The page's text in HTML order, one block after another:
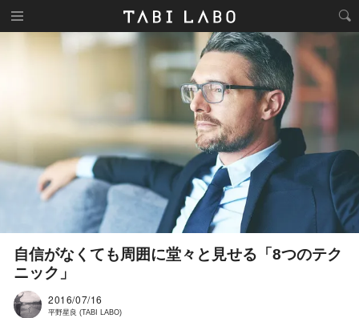
自信がなくても周囲に堂々と見せる「8つのテク
ニック」
2016/07/16
平野星良 (TABI LABO)